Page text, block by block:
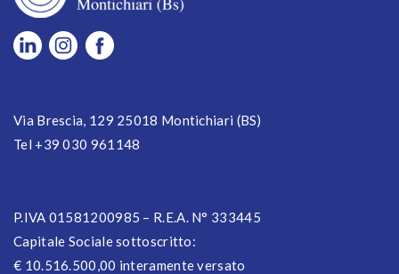
Via Brescia, 129 25018 Montichiari (BS)
Tel +39 030 961148
P.IVA 01581200985 – R.E.A. N° 333445
Capitale Sociale sottoscritto:
€ 10.516.500,00 interamente versato